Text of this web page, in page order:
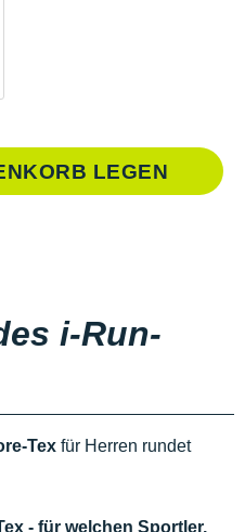
LEGEN
i-Run-
Tex für Herren rundet
- für welchen Sportler,